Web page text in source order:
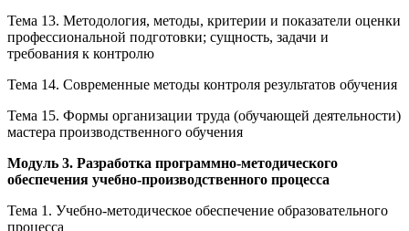
Тема 13. Методология, методы, критерии и показатели оценки
профессиональной подготовки; сущность, задачи и
требования к контролю
Тема 14. Современные методы контроля результатов обучения
Тема 15. Формы организации труда (обучающей деятельности)
мастера производственного обучения
Модуль 3. Разработка программно-методического
обеспечения учебно-производственного процесса
Тема 1. Учебно-методическое обеспечение образовательного
процесса